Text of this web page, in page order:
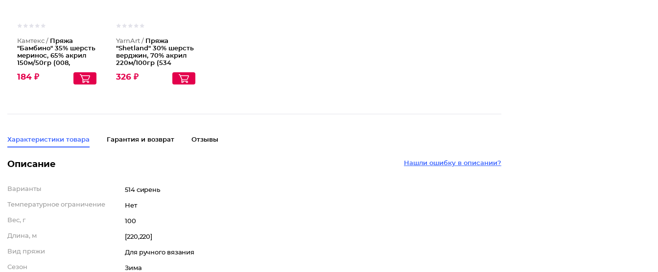
Камтекс / Пряжа
"Бамбино" 35% шерсть
меринос, 65% акрил
150м/50гр (008,
184 ₽
YarnArt / Пряжа
"Shetland" 30% шерсть
верджин, 70% акрил
220м/100гр (534
326 ₽
Характеристики товара Гарантия и возврат Отзывы
Нашли ошибку в описании?
Описание
Варианты 514 сирень
Температурное ограничение Нет
Вес, г 100
Длина, м [220,220]
Вид пряжи Для ручного вязания
Сезон Зима